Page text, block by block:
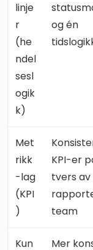
linje
r
(he
ndel
sesl
ogik
k)
og én
Met
rikk
-lag
(KPI
)
KPI-er
tvers av
team
Kun
Mer